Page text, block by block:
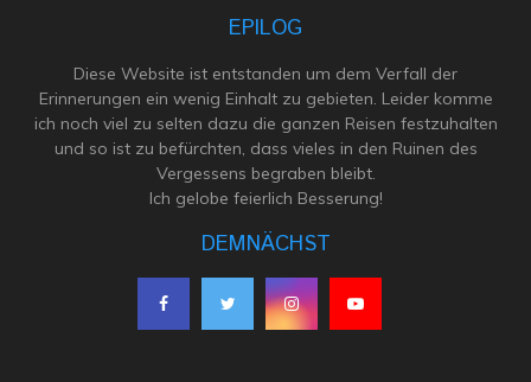
EPILOG
Diese Website ist entstanden um dem Verfall der
Erinnerungen ein wenig Einhalt zu gebieten. Leider komme
ich noch viel zu selten dazu die ganzen Reisen festzuhalten
und so ist zu befürchten, dass vieles in den Ruinen des
Vergessens begraben bleibt.
Ich gelobe feierlich Besserung!
DEMNÄCHST